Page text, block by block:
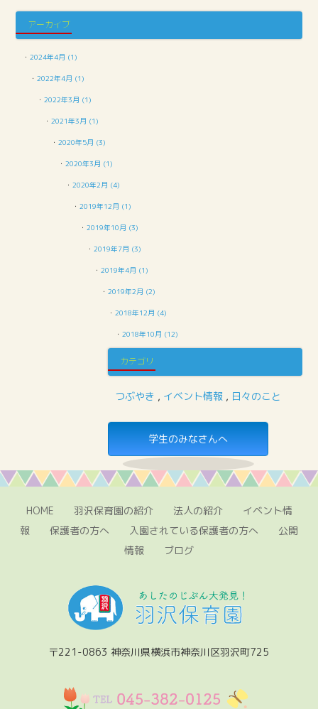
アーカイブ
・2024年4月 (1)
・2022年4月 (1)
・2022年3月 (1)
・2021年3月 (1)
・2020年5月 (3)
・2020年3月 (1)
・2020年2月 (4)
・2019年12月 (1)
・2019年10月 (3)
・2019年7月 (3)
・2019年4月 (1)
・2019年2月 (2)
・2018年12月 (4)
・2018年10月 (12)
カテゴリ
つぶやき , イベント情報 , 日々のこと
学生のみなさんへ
HOME 羽沢保育園の紹介 法人の紹介
イベント情
報
保護者の方へ 入園されている保護者の方へ
公開
情報
ブログ
〒221-0863 神奈川県横浜市神奈川区羽沢町725